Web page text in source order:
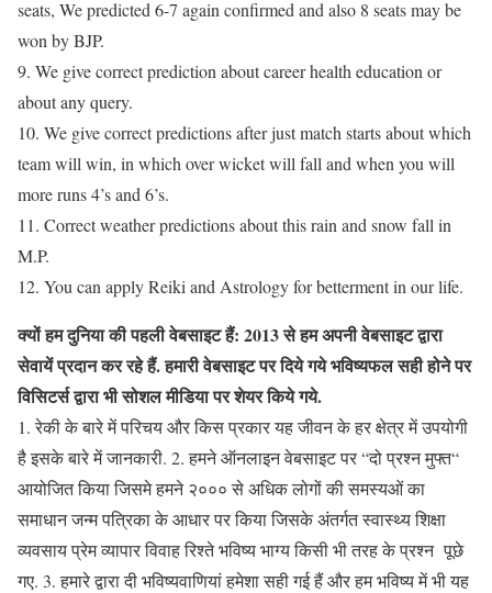
seats, We predicted 6-7 again confirmed and also 8 seats may be
won by BJP.
9. We give correct prediction about career health education or
about any query.
10. We give correct predictions after just match starts about which
team will win, in which over wicket will fall and when you will
more runs 4’s and 6’s.
11. Correct weather predictions about this rain and snow fall in
M.P.
12. You can apply Reiki and Astrology for betterment in our life.
क्यों हम दुनिया की पहली वेबसाइट हैं: 2013 से हम अपनी वेबसाइट द्वारा
सेवायें प्रदान कर रहे हैं. हमारी वेबसाइट पर दिये गये भविष्यफल सही होने पर
विसिटर्स द्वारा भी सोशल मीडिया पर शेयर किये गये.
1. रेकी के बारे में परिचय और किस प्रकार यह जीवन के हर क्षेत्र में उपयोगी
है इसके बारे में जानकारी. 2. हमने ऑनलाइन वेबसाइट पर “दो प्रश्न मुफ्त“
आयोजित किया जिसमे हमने २००० से अधिक लोगों की समस्यओं का
समाधान जन्म पत्रिका के आधार पर किया जिसके अंतर्गत स्वास्थ्य शिक्षा
व्यवसाय प्रेम व्यापार विवाह रिश्ते भविष्य भाग्य किसी भी तरह के प्रश्न पूछे
गए. 3. हमारे द्वारा दी भविष्यवाणियां हमेशा सही गई हैं और हम भविष्य में भी यह